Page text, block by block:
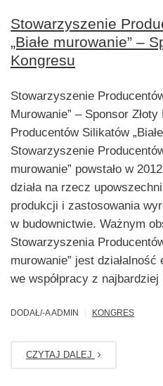
Stowarzyszenie
„Białe murowanie” –
Kongresu
Stowarzyszenie
Murowanie” – Sponsor
Producentów Silikatów
Stowarzyszenie
murowanie” powstało w
działa na rzecz
produkcji i zastosowania
w budownictwie. Ważnym
Stowarzyszenia
murowanie” jest
we współpracy z
DODAŁ/-A ADMIN KONGRES
CZYTAJ DALEJ